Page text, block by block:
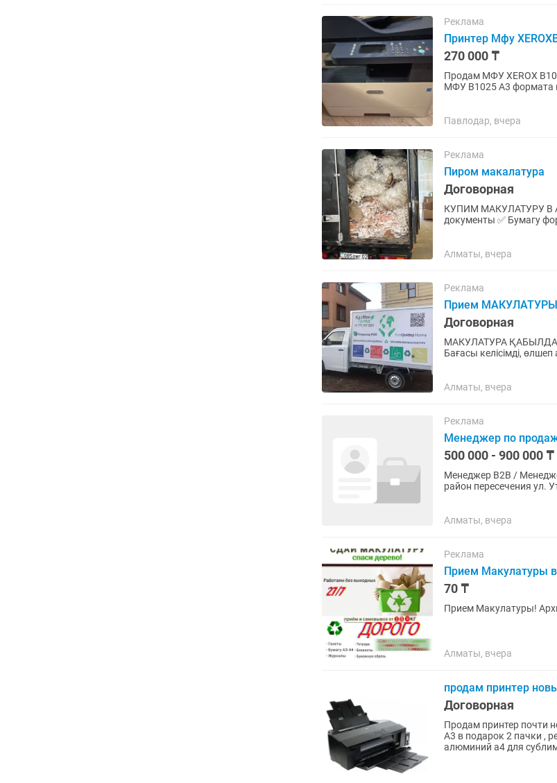
Реклама
Принтер Мфу
270 000 ₸
Продам МФУ XEROX
МФУ B1025 А3 формата
Павлодар, вчера
Реклама
Пиром макалатура
Договорная
КУПИМ МАКУЛАТУРУ В АЛМАТЫ\! Принимаем дорого: ✅
документы ✅ Бумагу
Алматы, вчера
Реклама
Прием МАКУЛАТУРЫ
Договорная
МАКУЛАТУРА
Бағасы келісімді, өлшеп алып кетемін! Принимаю
Алматы, вчера
Реклама
Менеджер по
500 000 - 900 000 ₸
Менеджер B2B / Менеджер по
район пересечения ул. Утепова и ул. Жарокова.
Алматы, вчера
Реклама
Прием Макулатуры
70 ₸
Прием Макулатуры!
Алматы, вчера
продам принтер
Договорная
Продам принтер почти
А3 в подарок 2 пачки ,
алюминий а4 для